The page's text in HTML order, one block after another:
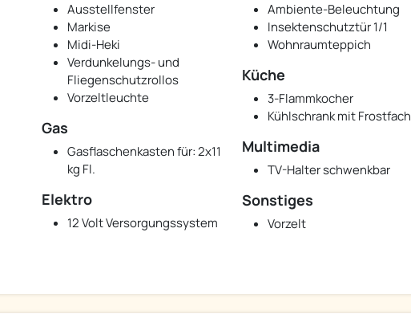
Ausstellfenster
Markise
Midi-Heki
Verdunkelungs- und
Fliegenschutzrollos
Vorzeltleuchte
Ambiente-Beleuchtung
Insektenschutztür 1/1
Wohnraumteppich
Küche
3-Flammkocher
Kühlschrank mit Frostfach
Gas
Gasflaschenkasten für: 2x11
kg Fl.
Multimedia
TV-Halter schwenkbar
Elektro
12 Volt Versorgungssystem
Sonstiges
Vorzelt